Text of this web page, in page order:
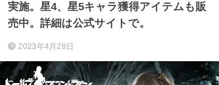
実施。星4、星5キャラ獲得アイテムも販
売中。詳細は公式サイトで。
2023年4月28日